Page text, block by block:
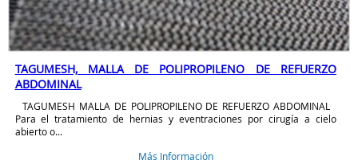
TAGUMESH, MALLA DE POLIPROPILENO DE REFUERZO
ABDOMINAL
TAGUMESH MALLA DE POLIPROPILENO DE REFUERZO ABDOMINAL
Para el tratamiento de hernias y eventraciones por cirugía a cielo
abierto o...
Más Información